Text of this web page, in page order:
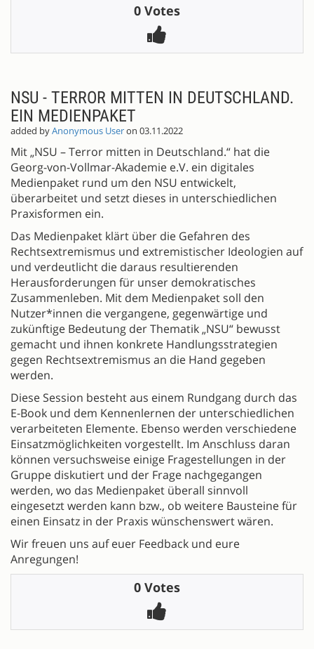
0 Votes
NSU - TERROR MITTEN IN DEUTSCHLAND.
EIN MEDIENPAKET
added byAnonymous Useron 03.11.2022
Mit „NSU – Terror mitten in Deutschland.“ hat die
Georg-von-Vollmar-Akademie e.V. ein digitales
Medienpaket rund um den NSU entwickelt,
überarbeitet und setzt dieses in unterschiedlichen
Praxisformen ein.
Das Medienpaket klärt über die Gefahren des
Rechtsextremismus und extremistischer Ideologien auf
und verdeutlicht die daraus resultierenden
Herausforderungen für unser demokratisches
Zusammenleben. Mit dem Medienpaket soll den
Nutzer*innen die vergangene, gegenwärtige und
zukünftige Bedeutung der Thematik „NSU“ bewusst
gemacht und ihnen konkrete Handlungsstrategien
gegen Rechtsextremismus an die Hand gegeben
werden.
Diese Session besteht aus einem Rundgang durch das
E-Book und dem Kennenlernen der unterschiedlichen
verarbeiteten Elemente. Ebenso werden verschiedene
Einsatzmöglichkeiten vorgestellt. Im Anschluss daran
können versuchsweise einige Fragestellungen in der
Gruppe diskutiert und der Frage nachgegangen
werden, wo das Medienpaket überall sinnvoll
eingesetzt werden kann bzw., ob weitere Bausteine für
einen Einsatz in der Praxis wünschenswert wären.
Wir freuen uns auf euer Feedback und eure
Anregungen!
0 Votes